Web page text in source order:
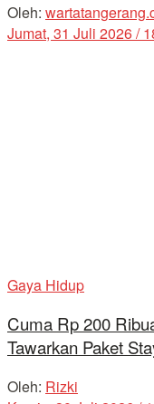
Oleh:
Jumat, 31 Juli 2026 /
Gaya Hidup
Cuma Rp 200
Tawarkan Paket
Oleh: Rizki